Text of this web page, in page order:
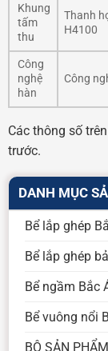
Khung
tấm
thu
Thanh
H4100
Công
nghệ
hàn
Công
Các thông số
trước.
DANH MỤC
Bể lắp ghép
Bể lắp ghép
Bể ngầm Bắc
Bể vuông nổi
BỘ SẢN